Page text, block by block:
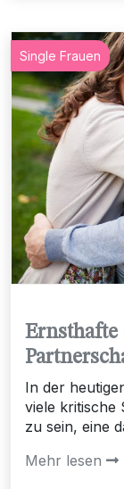
Single Frauen
Ernsthafte
In der
viele kritische
zu sein, eine
Mehr lesen